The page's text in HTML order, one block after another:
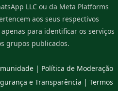
LLC ou da Meta Platforms
aos seus respectivos
para identificar os serviços
grupos publicados.
| Política de Moderação
e Transparência | Termos